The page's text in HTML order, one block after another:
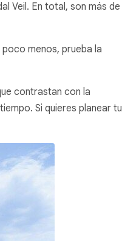
Veil. En total, son más de
menos, prueba la
contrastan con la
Si quieres planear tu